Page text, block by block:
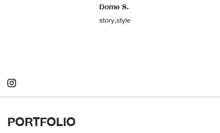
Dome S.
story,style
PORTFOLIO